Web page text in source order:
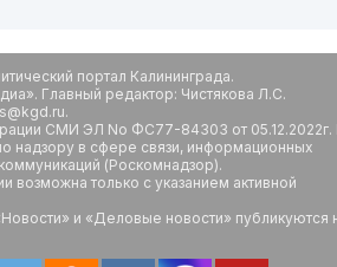
портал Калининграда.
Главный редактор: Чистякова Л.С.
СМИ ЭЛ No ФС77-84303 от
надзору в сфере связи, информационных
(Роскомнадзор).
возможна только с указанием активной
и «Деловые новости» публикуются